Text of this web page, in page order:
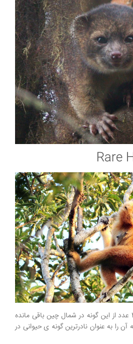
Rare
برآورد شده است که تنها 23 عدد از این گونه در شمال چین باقی مانده
را به عنوان نادرترین گونه ی حیوانی در